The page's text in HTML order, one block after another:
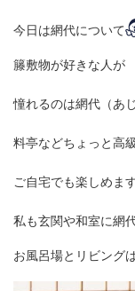
今日は網代について
籐敷物が好きな人が
憧れるのは網代（あ
料亭などちょっと高
ご自宅でも楽しめま
私も玄関や和室に網
お風呂場とリビング